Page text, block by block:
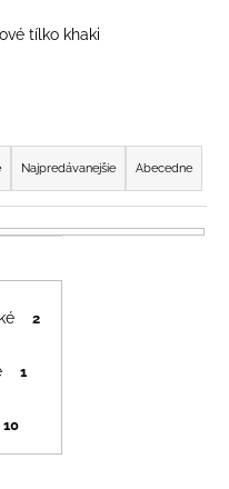
tílko khaki
Najpredávanejšie Abecedne
2
1
10